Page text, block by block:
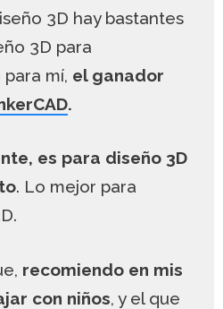
3D hay bastantes
3D para
mí, el ganador
.
es para diseño 3D
. Lo mejor para
recomiendo en mis
con niños, y el que